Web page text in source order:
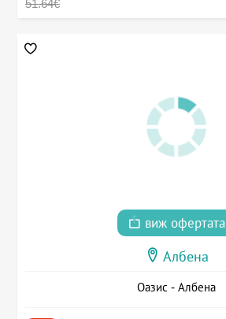
51.64€
виж офертата
Албена
Оазис - Албена